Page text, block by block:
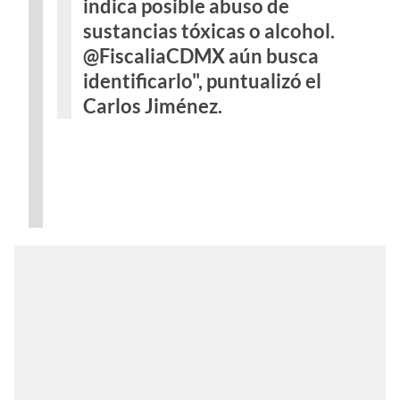
indica posible abuso de
sustancias tóxicas o alcohol.
@FiscaliaCDMX aún busca
identificarlo", puntualizó el
Carlos Jiménez.